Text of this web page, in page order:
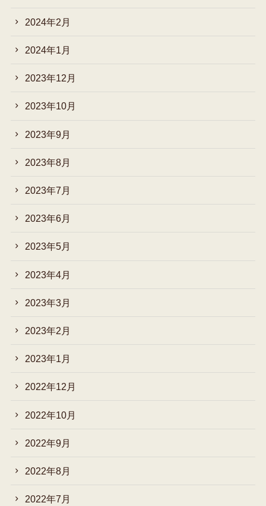
2024年2月
2024年1月
2023年12月
2023年10月
2023年9月
2023年8月
2023年7月
2023年6月
2023年5月
2023年4月
2023年3月
2023年2月
2023年1月
2022年12月
2022年10月
2022年9月
2022年8月
2022年7月